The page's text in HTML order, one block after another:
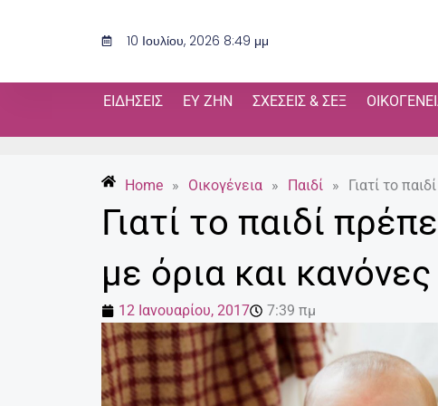
10 Ιουλίου, 2026 8:49 μμ
ΕΙΔΉΣΕΙΣ ΕΥ ΖΗΝ ΣΧΈΣΕΙΣ & ΣΕΞ
Home » Οικογένεια » Παιδί » Γιατί το
Γιατί το παιδί
με όρια και κανόνες
12 Ιανουαρίου, 2017 7:39 πμ